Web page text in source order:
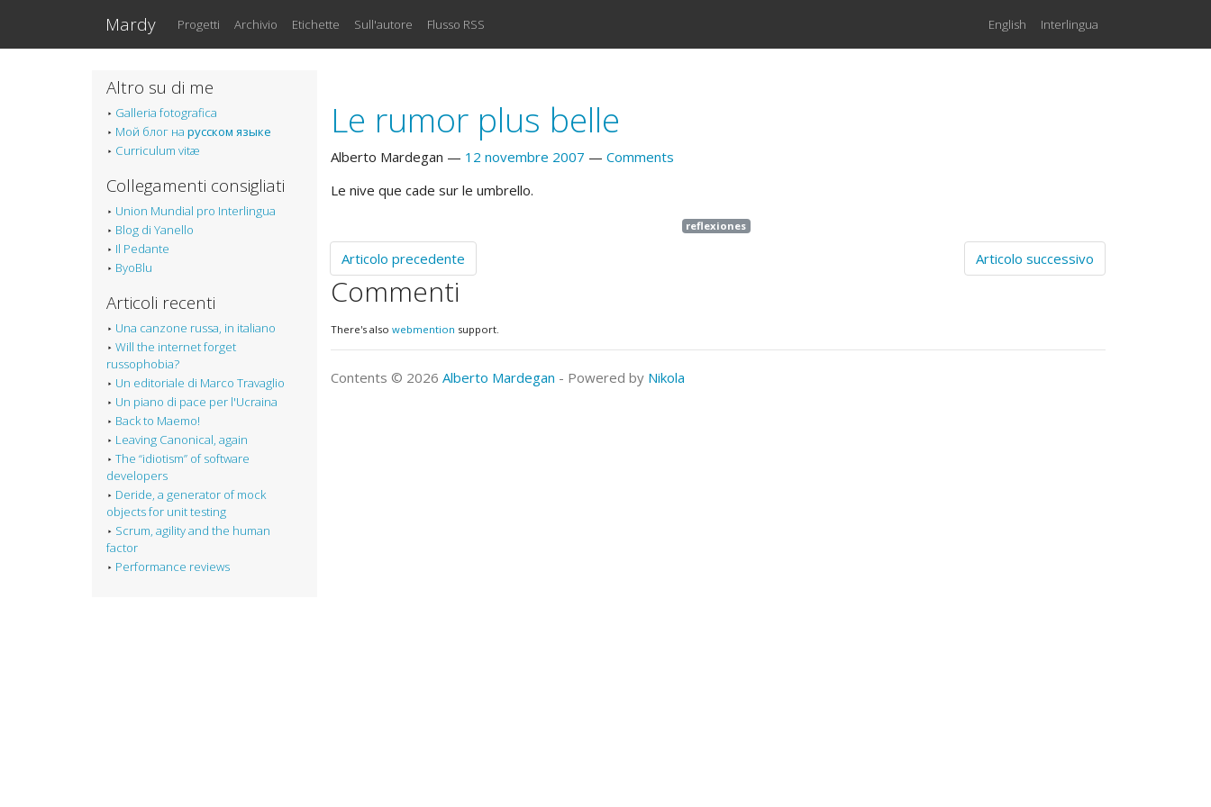
Mardy Progetti Archivio Etichette Sull'autore Flusso RSS English Interlingua
Altro su di me
Galleria fotografica
Мой блог на русском языке
Curriculum vitæ
Collegamenti consigliati
Union Mundial pro Interlingua
Blog di Yanello
Il Pedante
ByoBlu
Articoli recenti
Una canzone russa, in italiano
Will the internet forget
russophobia?
Un editoriale di Marco Travaglio
Un piano di pace per l'Ucraina
Back to Maemo!
Leaving Canonical, again
The “idiotism” of software
developers
Deride, a generator of mock
objects for unit testing
Scrum, agility and the human
factor
Performance reviews
Le rumor plus belle
Alberto Mardegan 12 novembre 2007
Comments
Le nive que cade sur le umbrello.
reflexiones
Articolo precedente Articolo successivo
Commenti
There's also webmention support.
Contents © 2026 Alberto Mardegan - Powered by Nikola